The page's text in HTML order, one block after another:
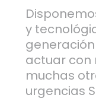
y
actuar con
muchas
urgencias